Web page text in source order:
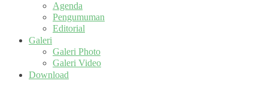
Agenda
Pengumuman
Editorial
Galeri
Galeri Photo
Galeri Video
Download